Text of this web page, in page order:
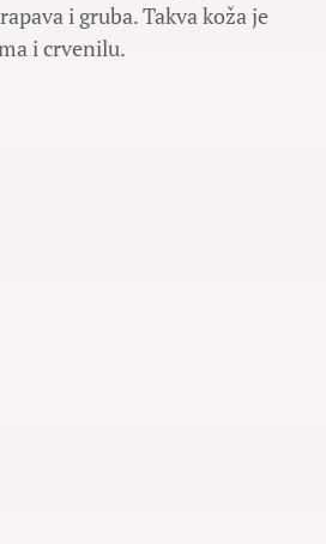
i gruba. Takva koža je
i crvenilu.